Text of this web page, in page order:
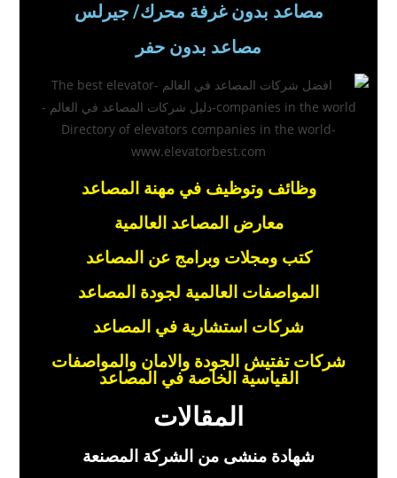
مصاعد بدون غرفة محرك/ جيرلس
مصاعد بدون حفر
وظائف وتوظيف في مهنة المصاعد
معارض المصاعد العالمية
كتب ومجلات وبرامج عن المصاعد
المواصفات العالمية لجودة المصاعد
شركات استشارية في المصاعد
شركات تفتيش الجودة والامان والمواصفات
القياسية الخاصة في المصاعد
المقالات
شهادة منشى من الشركة المصنعة